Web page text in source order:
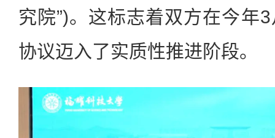
究院”)。这标志着双方在今年
协议迈入了实质性推进阶段。